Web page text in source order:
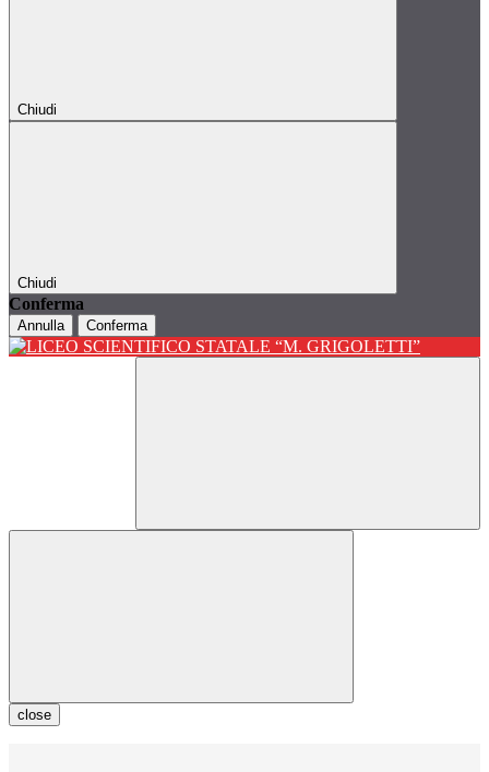
Chiudi
Chiudi
Conferma
Annulla Conferma
close